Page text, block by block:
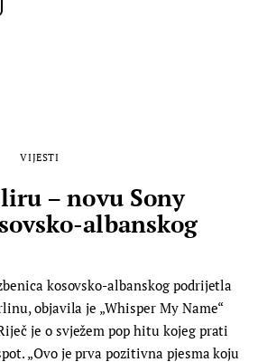
VIJESTI
– novu Sony
albanskog
kosovsko-albanskog podrijetla
objavila je „Whisper My Name“
je o svježem pop hitu kojeg prati
„Ovo je prva pozitivna pjesma koju